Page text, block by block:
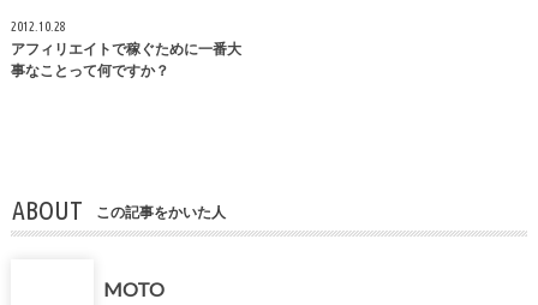
2012.10.28
アフィリエイトで稼ぐために一番大
事なことって何ですか？
ABOUT この記事をかいた人
MOTO